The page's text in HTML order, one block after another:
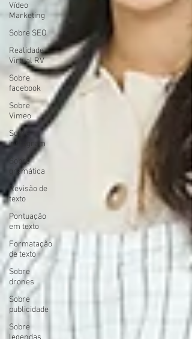
Vídeo
Marketing
Sobre SEO
Realidade
Virtual RV
Sobre
facebook
Sobre
Vimeo
Sobre
instagram
Sobre
gramática
Revisão de
texto
Pontuação
em texto
Formatação
de texto
Sobre
drones
Sobre
publicidade
Sobre